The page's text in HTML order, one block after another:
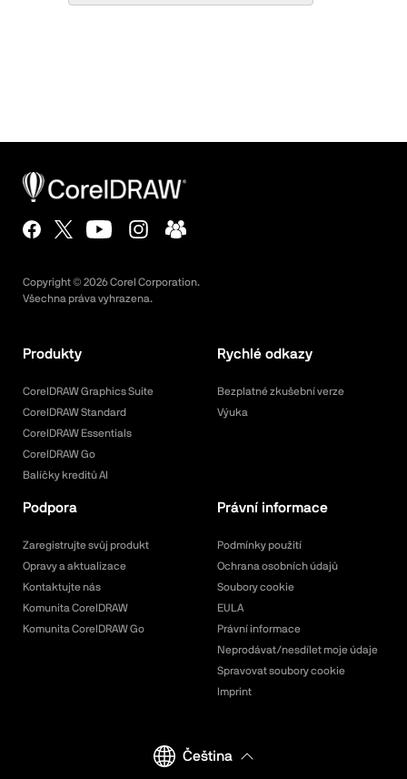
Copyright © 2026Corel Corporation.
Všechna práva vyhrazena.
Produkty
CorelDRAW Graphics Suite
CorelDRAW Standard
CorelDRAW Essentials
CorelDRAW Go
Balíčky kreditů AI
Rychlé odkazy
Bezplatné zkušební verze
Výuka
Podpora
Zaregistrujte svůj produkt
Opravy a aktualizace
Kontaktujte nás
Komunita CorelDRAW
Komunita CorelDRAW Go
Právní informace
Podmínky použití
Ochrana osobních údajů
Soubory cookie
EULA
Právní informace
Neprodávat/nesdílet moje údaje
Spravovat soubory cookie
Imprint
Čeština